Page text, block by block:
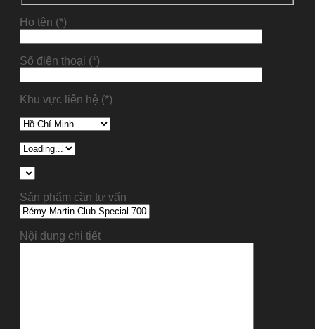
Họ tên (*)
Số điện thoại (*)
Khu vực liên hệ (*)
Sản phẩm cần tư vấn
Nội dung chi tiết